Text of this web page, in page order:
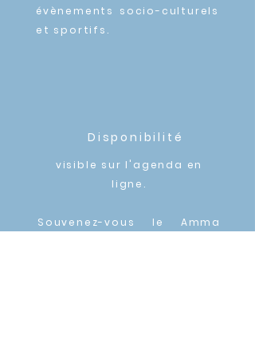
évènements socio-culturels
et sportifs .
Disponibilité
visible sur l'agenda en
ligne.
Souvenez-vous le Amma